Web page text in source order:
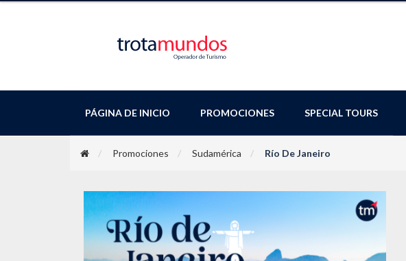
PÁGINA DE INICIO PROMOCIONES SPECIAL TOURS
Promociones Sudamérica Río De Janeiro